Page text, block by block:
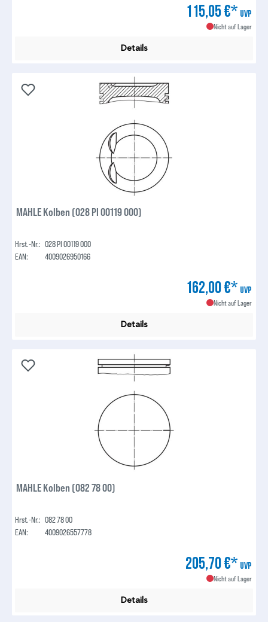
115,05 €* UVP
Nicht auf Lager
Details
MAHLE Kolben (028 PI 00119 000)
Hrst.-Nr.: 028 PI 00119 000
EAN:
4009026950166
162,00 €* UVP
Nicht auf Lager
Details
MAHLE Kolben (082 78 00)
Hrst.-Nr.: 082 78 00
EAN:
4009026557778
205,70 €* UVP
Nicht auf Lager
Details